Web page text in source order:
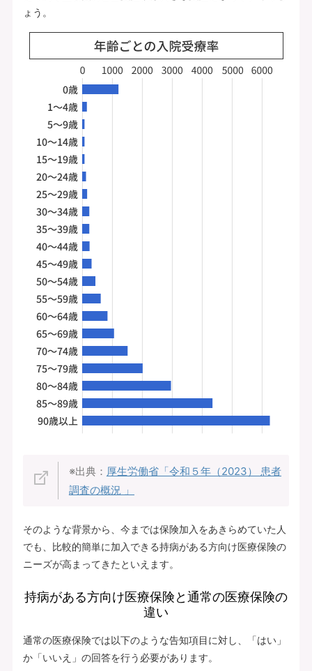
ょう。
※出典： 厚生労働省「令和５年（2023） 患者
調査の概況 」
そのような背景から、今までは保険加入をあきらめていた人
でも、比較的簡単に加入できる持病がある方向け医療保険の
ニーズが高まってきたといえます。
持病がある方向け医療保険と通常の医療保険の
違い
通常の医療保険では以下のような告知項目に対し、「はい」
か「いいえ」の回答を行う必要があります。